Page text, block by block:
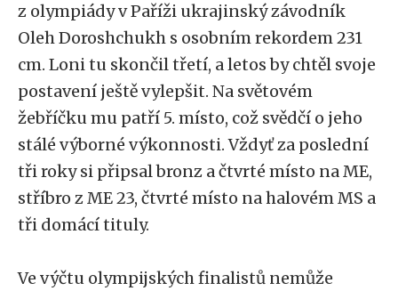
z olympiády v Paříži ukrajinský závodník
Oleh Doroshchukh s osobním rekordem 231
cm. Loni tu skončil třetí, a letos by chtěl svoje
postavení ještě vylepšit. Na světovém
žebříčku mu patří 5. místo, což svědčí o jeho
stálé výborné výkonnosti. Vždyť za poslední
tři roky si připsal bronz a čtvrté místo na ME,
stříbro z ME 23, čtvrté místo na halovém MS a
tři domácí tituly.
Ve výčtu olympijských finalistů nemůže